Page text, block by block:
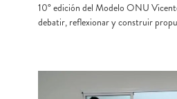
10° edición del Modelo ONU
debatir, reflexionar y construir